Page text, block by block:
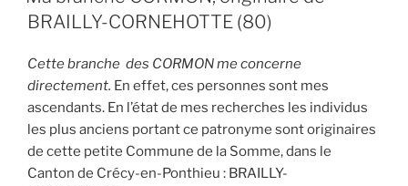
BRAILLY-CORNEHOTTE (80)
Cette branche des CORMON me concerne
directement. En effet, ces personnes sont mes
ascendants. En l’état de mes recherches les individus
les plus anciens portant ce patronyme sont originaires
de cette petite Commune de la Somme, dans le
Canton de Crécy-en-Ponthieu : BRAILLY-